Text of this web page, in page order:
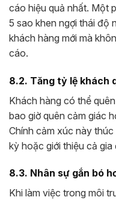
cáo hiệu quả nhất. Một
5 sao khen ngợi thái độ
khách hàng mới mà
cáo.
8.2. Tăng tỷ lệ khách
Khách hàng có thể
bao giờ quên cảm giác
Chính cảm xúc này
kỳ hoặc giới thiệu cả gia
8.3. Nhân sự gắn bó
Khi làm việc trong môi